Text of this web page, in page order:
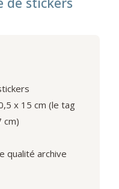
x 15 cm (le tag
cm)
qualité archive